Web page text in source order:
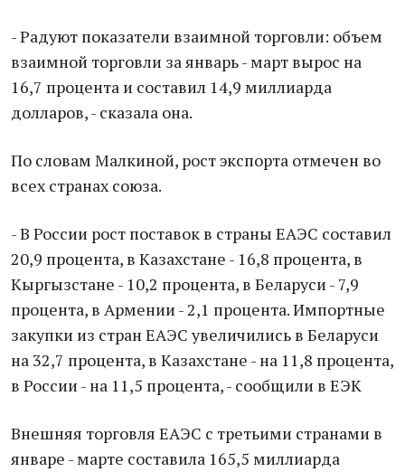
- Радуют показатели взаимной торговли: объем
взаимной торговли за январь - март вырос на
16,7 процента и составил 14,9 миллиарда
долларов, - сказала она.
По словам Малкиной, рост экспорта отмечен во
всех странах союза.
- В России рост поставок в страны ЕАЭС составил
20,9 процента, в Казахстане - 16,8 процента, в
Кыргызстане - 10,2 процента, в Беларуси - 7,9
процента, в Армении - 2,1 процента. Импортные
закупки из стран ЕАЭС увеличились в Беларуси
на 32,7 процента, в Казахстане - на 11,8 процента,
в России - на 11,5 процента, - сообщили в ЕЭК
Внешняя торговля ЕАЭС с третьими странами в
январе - марте составила 165,5 миллиарда